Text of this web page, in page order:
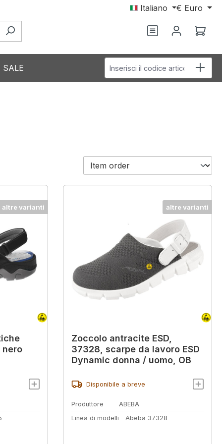
Italiano € Euro
Hai 0 articoliIl
SALE Inserisci il codice articolo
altre varianti
nero
altre varianti
Zoccolo antracite ESD,
37328, scarpe da lavoro ESD
Dynamic donna / uomo, OB
Disponibile a breve
Produttore
ABEBA
Linea di modelli
Abeba 37328